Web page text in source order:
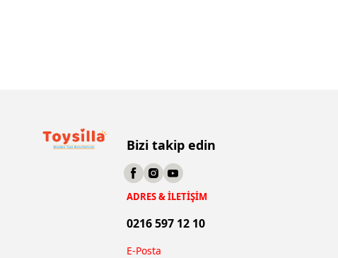
Bizi takip edin
ADRES & İLETİŞİM
0216 597 12 10
E-Posta